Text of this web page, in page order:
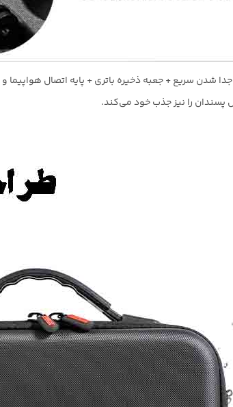
شدن سریع + جعبه ذخیره باتری + پایه اتصال هواپیما و
پسندان را نیز جذب خود می‌کند.